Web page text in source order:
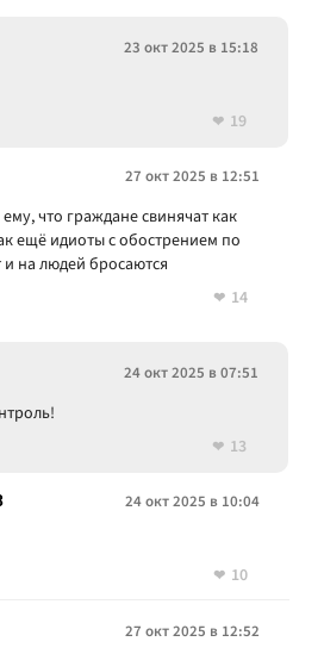
23 окт 2025 в 15:18
19
27 окт 2025 в 12:51
что граждане свинячат как
ещё идиоты с обострением по
на людей бросаются
14
24 окт 2025 в 07:51
13
24 окт 2025 в 10:04
10
27 окт 2025 в 12:52